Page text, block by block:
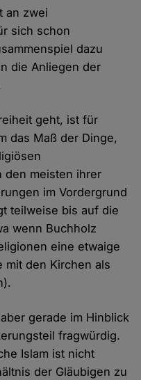
an zwei
sich schon
dazu
die Anliegen der
geht, ist für
das Maß der Dinge,
den meisten ihrer
im Vordergrund
teilweise bis auf die
wenn Buchholz
eine etwaige
mit den Kirchen als
gerade im Hinblick
fragwürdig.
Islam ist nicht
der Gläubigen zu